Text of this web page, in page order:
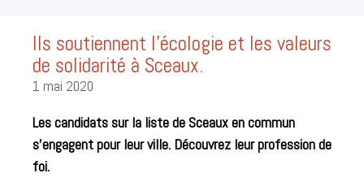
Ils soutiennent l’écologie et les valeurs
de solidarité à Sceaux.
1 mai 2020
Les candidats sur la liste de Sceaux en commun
s’engagent pour leur ville. Découvrez leur profession de
foi.